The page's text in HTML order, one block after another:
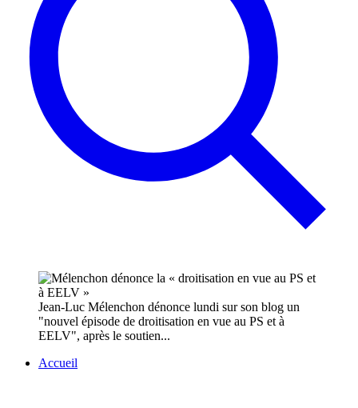
Jean-Luc Mélenchon dénonce lundi sur son blog un
"nouvel épisode de droitisation en vue au PS et à
EELV", après le soutien...
Accueil